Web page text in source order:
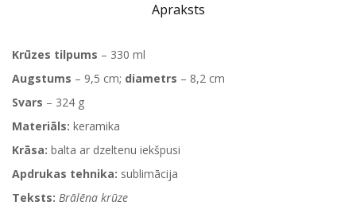
Apraksts
Krūzes tilpums – 330 ml
Augstums – 9,5 cm; diametrs – 8,2 cm
Svars – 324 g
Materiāls: keramika
Krāsa: balta ar dzeltenu iekšpusi
Apdrukas tehnika: sublimācija
Teksts: Brālēna krūze